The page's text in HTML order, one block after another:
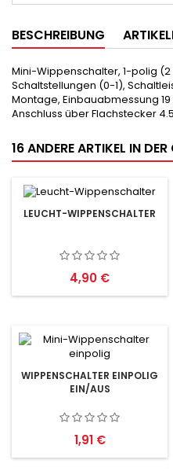
BESCHREIBUNG
Mini-Wippenschalter, 1-polig (2
Schaltstellungen (0-1),
Montage, Einbauabmessung 19
Anschluss über Flachstecker
16 ANDERE ARTIKEL IN
LEUCHT-WIPPENSCHALTER
Preis
4,90 €
WIPPENSCHALTER EINPOLIG
EIN/AUS
Preis
1,91 €